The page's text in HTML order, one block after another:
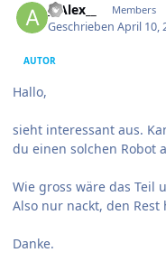
__Alex__ Members
GeschriebenApril 10,
AUTOR
Hallo,
sieht interessant aus.
du einen solchen Robot
Wie gross wäre das Teil
Also nur nackt, den
Danke.